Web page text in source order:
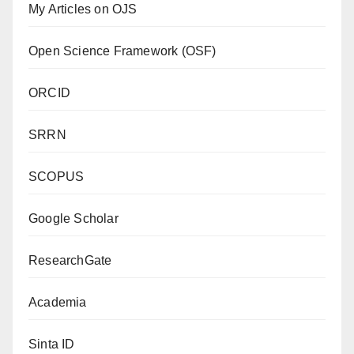
My Articles on OJS
Open Science Framework (OSF)
ORCID
SRRN
SCOPUS
Google Scholar
ResearchGate
Academia
Sinta ID